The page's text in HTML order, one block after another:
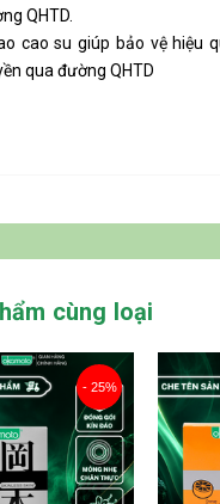
QHTD.
cao su giúp bảo vệ hiệu
qua đường QHTD
cùng loại
- 25%